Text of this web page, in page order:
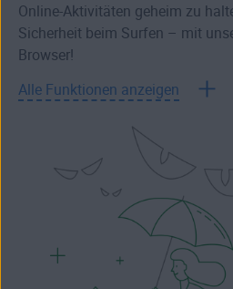
Online-Aktivitäten geheim zu
Sicherheit beim Surfen – mit
Browser!
Alle Funktionen anzeigen